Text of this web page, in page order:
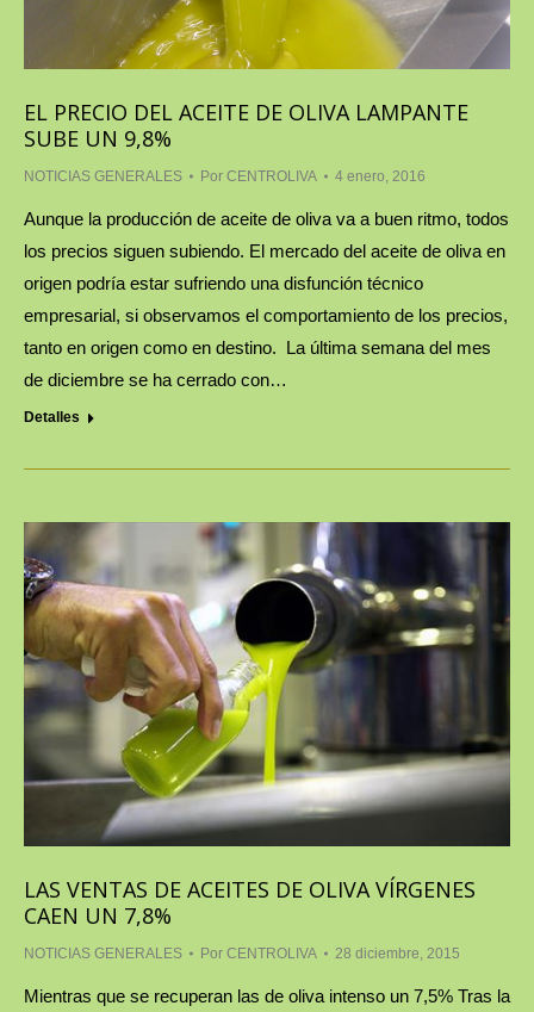
EL PRECIO DEL ACEITE DE OLIVA LAMPANTE
SUBE UN 9,8%
NOTICIAS GENERALES Por CENTROLIVA 4 enero, 2016
Aunque la producción de aceite de oliva va a buen ritmo, todos
los precios siguen subiendo. El mercado del aceite de oliva en
origen podría estar sufriendo una disfunción técnico
empresarial, si observamos el comportamiento de los precios,
tanto en origen como en destino. La última semana del mes
de diciembre se ha cerrado con…
Detalles
LAS VENTAS DE ACEITES DE OLIVA VÍRGENES
CAEN UN 7,8%
NOTICIAS GENERALES Por CENTROLIVA 28 diciembre, 2015
Mientras que se recuperan las de oliva intenso un 7,5% Tras la